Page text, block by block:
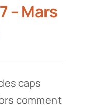
– Mars
caps
comment